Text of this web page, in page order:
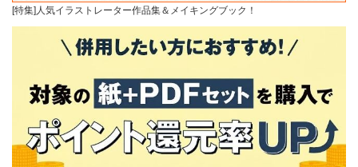
[特集]人気イラストレーター作品集＆メイキングブック！